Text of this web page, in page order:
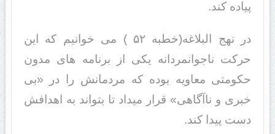
پیاده کند.
در نهج البلاغه(خطبه ۵۲ ) می خوانیم که این
حرکت ناجوانمردانه یکی از برنامه های مدون
حکومتی معاویه بوده که مردمانش را در «بی
خبری و ناآگاهی» قرار میداد تا بتواند به اهدافش
دست پیدا کند.